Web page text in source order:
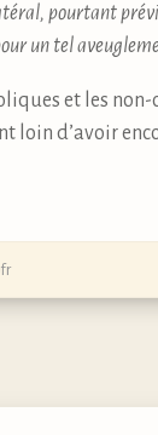
pourtant
un tel
et les
loin d’avoir